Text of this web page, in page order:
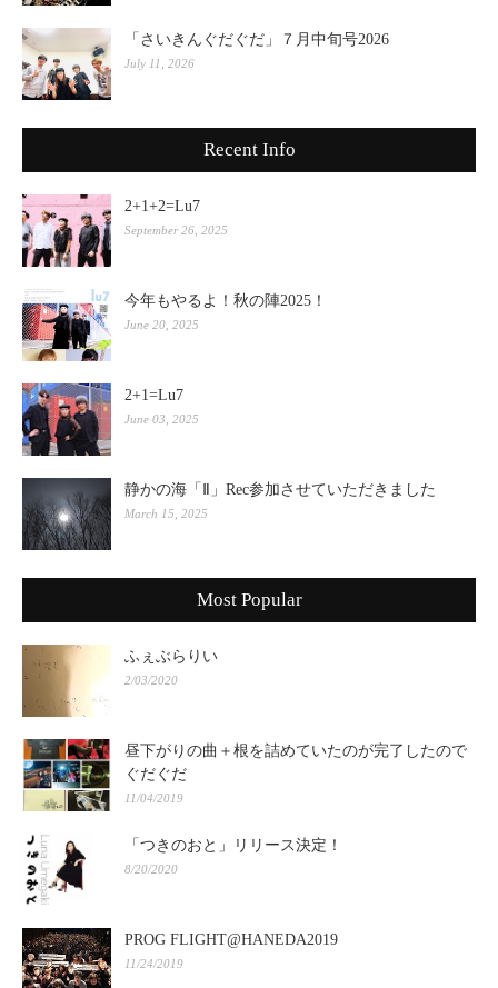
「さいきんぐだぐだ」７月中旬号2026
July 11, 2026
Recent Info
2+1+2=Lu7
September 26, 2025
今年もやるよ！秋の陣2025！
June 20, 2025
2+1=Lu7
June 03, 2025
静かの海「Ⅱ」Rec参加させていただきました
March 15, 2025
Most Popular
ふぇぶらりい
2/03/2020
昼下がりの曲＋根を詰めていたのが完了したので
ぐだぐだ
11/04/2019
「つきのおと」リリース決定！
8/20/2020
PROG FLIGHT@HANEDA2019
11/24/2019